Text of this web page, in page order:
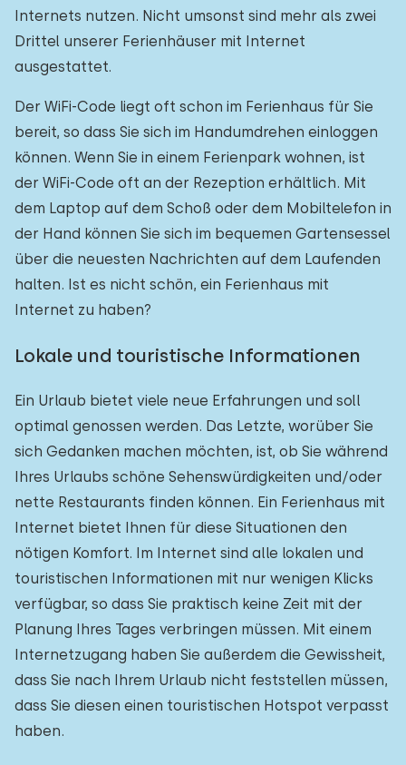
Internets nutzen. Nicht umsonst sind mehr als zwei
Drittel unserer Ferienhäuser mit Internet
ausgestattet.
Der WiFi-Code liegt oft schon im Ferienhaus für Sie
bereit, so dass Sie sich im Handumdrehen einloggen
können. Wenn Sie in einem Ferienpark wohnen, ist
der WiFi-Code oft an der Rezeption erhältlich. Mit
dem Laptop auf dem Schoß oder dem Mobiltelefon in
der Hand können Sie sich im bequemen Gartensessel
über die neuesten Nachrichten auf dem Laufenden
halten. Ist es nicht schön, ein Ferienhaus mit
Internet zu haben?
Lokale und touristische Informationen
Ein Urlaub bietet viele neue Erfahrungen und soll
optimal genossen werden. Das Letzte, worüber Sie
sich Gedanken machen möchten, ist, ob Sie während
Ihres Urlaubs schöne Sehenswürdigkeiten und/oder
nette Restaurants finden können. Ein Ferienhaus mit
Internet bietet Ihnen für diese Situationen den
nötigen Komfort. Im Internet sind alle lokalen und
touristischen Informationen mit nur wenigen Klicks
verfügbar, so dass Sie praktisch keine Zeit mit der
Planung Ihres Tages verbringen müssen. Mit einem
Internetzugang haben Sie außerdem die Gewissheit,
dass Sie nach Ihrem Urlaub nicht feststellen müssen,
dass Sie diesen einen touristischen Hotspot verpasst
haben.